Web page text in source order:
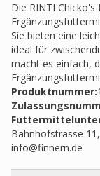
Die RINTI Chicko's
Sie bieten eine
ideal für
macht es einfach,
Produktnummer:
Bahnhofstrasse
info@finnern.de